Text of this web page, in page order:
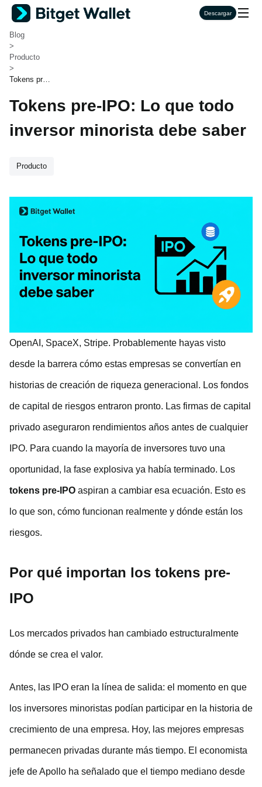
Descargar
Bitget Wallet
>
Blog
>
Producto
>
Tokens pre-I
todo inverso
r minorista d
ebe saber
Tokens pre-IPO: Lo que todo
inversor minorista debe saber
Producto
OpenAI, SpaceX, Stripe. Probablemente hayas visto
desde la barrera cómo estas empresas se convertían en
historias de creación de riqueza generacional. Los fondos
de capital de riesgos entraron pronto. Las firmas de capital
privado aseguraron rendimientos años antes de cualquier
IPO. Para cuando la mayoría de inversores tuvo una
oportunidad, la fase explosiva ya había terminado. Los
tokens pre-IPO aspiran a cambiar esa ecuación. Esto es
lo que son, cómo funcionan realmente y dónde están los
riesgos.
Por qué importan los tokens pre-
IPO
Los mercados privados han cambiado estructuralmente
dónde se crea el valor.
Antes, las IPO eran la línea de salida: el momento en que
los inversores minoristas podían participar en la historia de
crecimiento de una empresa. Hoy, las mejores empresas
permanecen privadas durante más tiempo. El economista
jefe de Apollo ha señalado que el tiempo mediano desde